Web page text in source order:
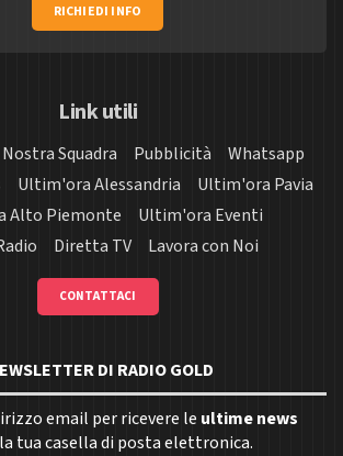
RICHIEDI INFO
Link utili
Nostra Squadra Pubblicità
Whatsapp
Ultim'ora Alessandria
Ultim'ora Pavia
Alto Piemonte
Ultim'ora Eventi
Diretta TV Lavora con Noi
CONTATTACI
DI RADIO GOLD
email per ricevere le ultime news
tua casella di posta elettronica.